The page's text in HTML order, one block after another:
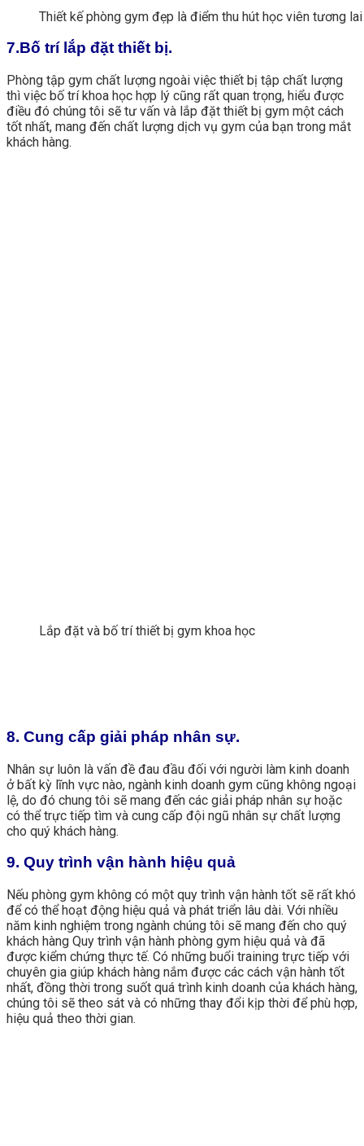
Thiết kế phòng gym đẹp là điểm thu hút học viên tương lai
7.Bố trí lắp đặt thiết bị.
Phòng tập gym chất lượng ngoài việc thiết bị tập chất lượng
thì việc bố trí khoa học hợp lý cũng rất quan trọng, hiểu được
điều đó chúng tôi sẽ tư vấn và lắp đặt thiết bị gym một cách
tốt nhất, mang đến chất lượng dịch vụ gym của bạn trong mắt
khách hàng.
Lắp đặt và bố trí thiết bị gym khoa học
8. Cung cấp giải pháp nhân sự.
Nhân sự luôn là vấn đề đau đầu đối với người làm kinh doanh
ở bất kỳ lĩnh vực nào, ngành kinh doanh gym cũng không ngoại
lệ, do đó chung tôi sẽ mang đến các giải pháp nhân sự hoặc
có thể trực tiếp tìm và cung cấp đội ngũ nhân sự chất lượng
cho quý khách hàng.
9. Quy trình vận hành hiệu quả
Nếu phòng gym không có một quy trình vận hành tốt sẽ rất khó
để có thể hoạt động hiệu quả và phát triển lâu dài. Với nhiều
năm kinh nghiệm trong ngành chúng tôi sẽ mang đến cho quý
khách hàng Quy trình vận hành phòng gym hiệu quả và đã
được kiểm chứng thực tế. Có những buổi training trực tiếp với
chuyên gia giúp khách hàng nắm được các cách vận hành tốt
nhất, đồng thời trong suốt quá trình kinh doanh của khách hàng,
chúng tôi sẽ theo sát và có những thay đổi kịp thời để phù hợp,
hiệu quả theo thời gian.